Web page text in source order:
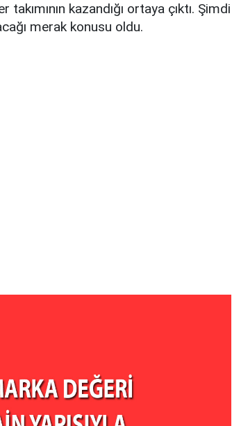
takımının kazandığı ortaya çıktı. Şimdi
merak konusu oldu.